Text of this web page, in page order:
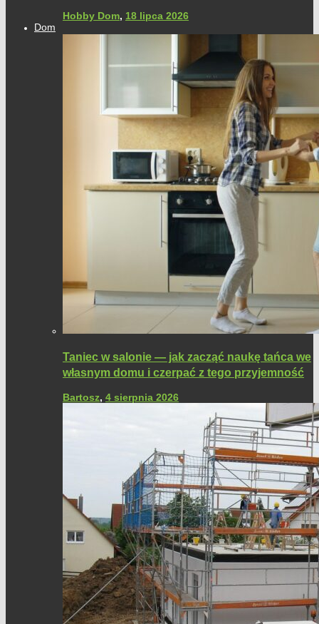
Hobby Dom, 18 lipca 2026
Dom
Taniec w salonie — jak zacząć naukę tańca we
własnym domu i czerpać z tego przyjemność
Bartosz, 4 sierpnia 2026